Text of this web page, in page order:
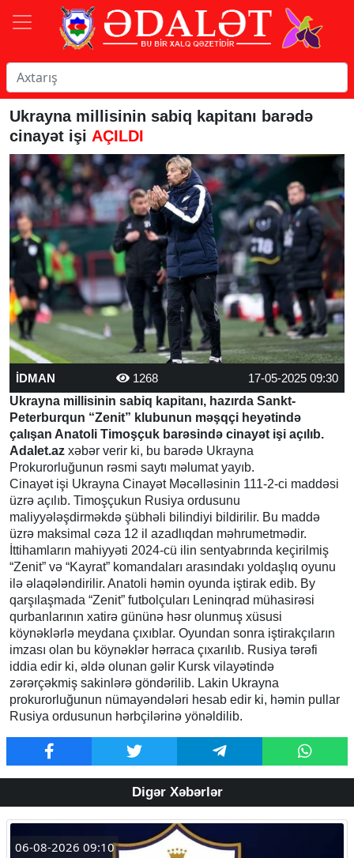
Ukrayna millisinin sabiq kapitanı barədə
cinayət işi AÇILDI
İDMAN 1268
17-05-2025 09:30
Ukrayna millisinin sabiq kapitanı, hazırda Sankt-
Peterburqun “Zenit” klubunun məşqçi heyətində
çalışan Anatoli Timoşçuk barəsində cinayət işi açılıb.
Adalet.az xəbər verir ki, bu barədə Ukrayna
Prokurorluğunun rəsmi saytı məlumat yayıb.
Cinayət işi Ukrayna Cinayət Məcəlləsinin 111-2-ci maddəsi
üzrə açılıb. Timoşçukun Rusiya ordusunu
maliyyələşdirməkdə şübhəli bilindiyi bildirilir. Bu maddə
üzrə maksimal cəza 12 il azadlıqdan məhrumetmədir.
İttihamların mahiyyəti 2024-cü ilin sentyabrında keçirilmiş
“Zenit” və “Kayrat” komandaları arasındakı yoldaşlıq oyunu
ilə əlaqələndirilir. Anatoli həmin oyunda iştirak edib. By
qarşılaşmada “Zenit” futbolçuları Leninqrad mühasirəsi
qurbanlarının xatirə gününə həsr olunmuş xüsusi
köynəklərlə meydana çıxıblar. Oyundan sonra iştirakçıların
imzası olan bu köynəklər hərraca çıxarılıb. Rusiya tərəfi
iddia edir ki, əldə olunan gəlir Kursk vilayətində
zərərçəkmiş sakinlərə göndərilib. Lakin Ukrayna
prokurorluğunun nümayəndələri hesab edir ki, həmin pullar
Rusiya ordusunun hərbçilərinə yönəldilib.
Digər Xəbərlər
06-08-2026 09:10